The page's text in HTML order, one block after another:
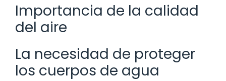
Importancia de la calidad
del aire
La necesidad de proteger
los cuerpos de agua